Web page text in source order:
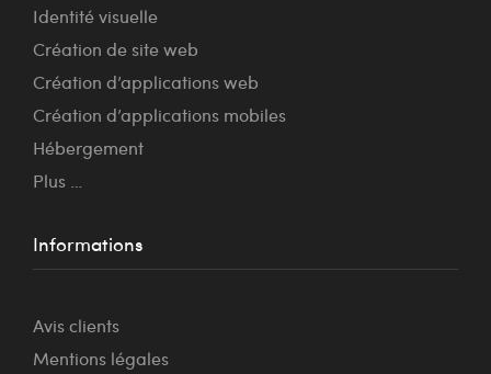
Identité visuelle
Création de site web
Création d’applications web
Création d’applications mobiles
Hébergement
Plus …
Informations
Avis clients
Mentions légales